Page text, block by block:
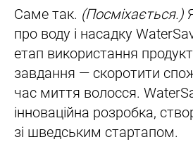
Саме так. (Посміхається.)
про воду і насадку
етап використання
завдання — скоротити
час миття волосся.
інноваційна розробка,
зі шведським стартапом.